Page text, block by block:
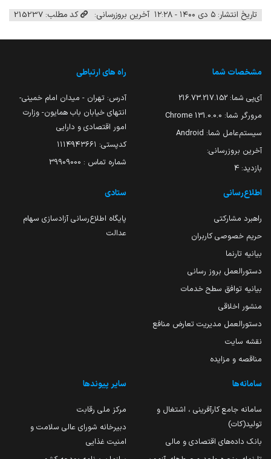
تاریخ انتشار: ۵ دی ۱۴۰۰ - ۱۲:۲۸ آخرین بروزرسانی: کد مطلب: 215237
مشخصات شما
آی‌پی شما: 216.73.217.152
مرورگر شما: 131.0.0.0 Chrome
سیستم‌عامل شما: Android
آخرین بروزرسانی:
بازدید: 4
راه های ارتباطی
آدرس: تهران - میدان امام خمینی-
انتهای خیابان باب همایون- وزارت
امور اقتصادی و دارایی
کدپستی: ۱۱۱۴۹۴۳۶۶۱
شماره تماس : 39909000
اطلاع‌رسانی
راهبرد مشارکتی
حریم خصوصی کاربران
بیانیه تارنما
دستورالعمل بروز رسانی
بیانیه توافق سطح خدمات
منشور اخلاقی
دستورالعمل مدیریت تعارض منافع
نقشه سایت
مناقصه و مزایده
ستادی
پایگاه اطلاع‌رسانی آزادسازی سهام
عدالت
سامانه‌ها
سامانه جامع کارآفرینی ، اشتغال و
تولید(کات)
بانک داده‌های اقتصادی و مالی
سایر پیوندها
مرکز ملی رقابت
دبیرخانه شورای عالی سلامت و
امنیت غذایی